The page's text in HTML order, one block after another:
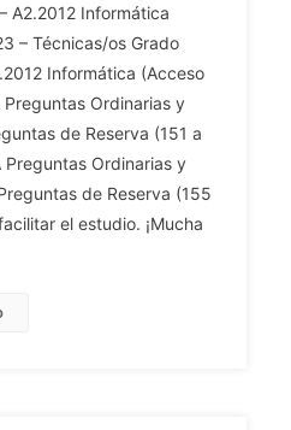
MEDIO
A2.2012 Informática
– Técnicas/os Grado
Informática (Acceso
Preguntas Ordinarias y
de Reserva (151 a
Preguntas Ordinarias y
de Reserva (155
el estudio. ¡Mucha